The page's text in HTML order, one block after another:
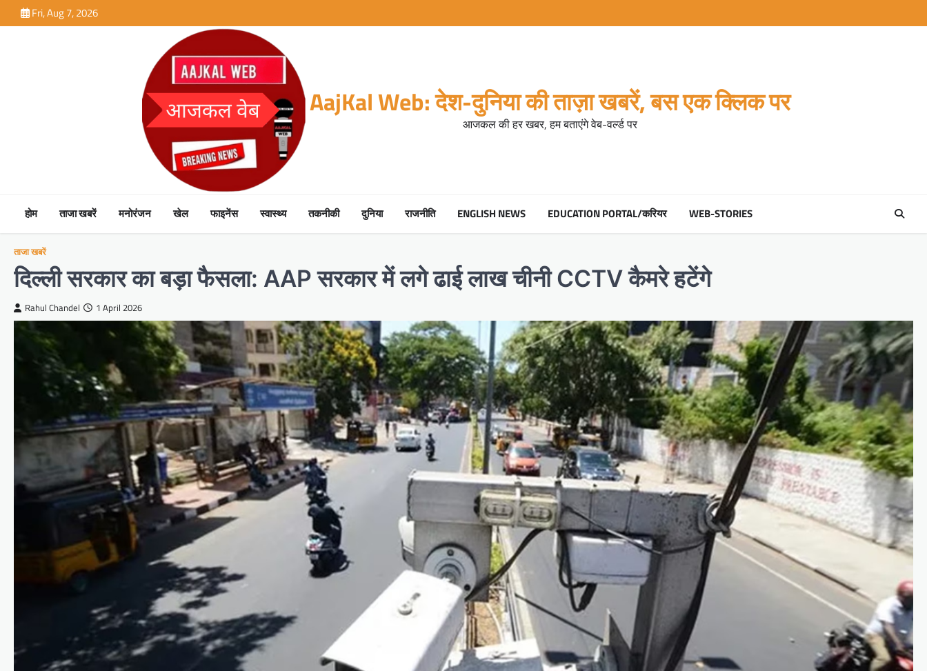
to
Fri, Aug 7, 2026
AajKal Web: देश-दुनिया की ताज़ा खबरें, बस एक क्लिक पर
आजकल की हर खबर, हम बताएंगे वेब-वर्ल्ड पर
होम ताजा खबरें मनोरंजन खेल फाइनेंस स्वास्थ्य तकनीकी दुनिया राजनीति ENGLISH NEWS EDUCATION PORTAL/करियर WEB-STORIES
ताजा खबरें
दिल्ली सरकार का बड़ा फैसला: AAP सरकार में लगे ढाई लाख चीनी CCTV कैमरे हटेंगे
Rahul Chandel 1 April 2026